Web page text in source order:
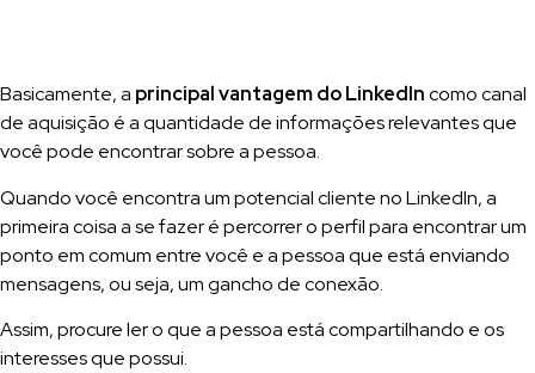
Basicamente, a principal vantagem do LinkedIncomo canal
de aquisição é a quantidade de informações relevantes que
você pode encontrar sobre a pessoa.
Quando você encontra um potencial cliente no LinkedIn, a
primeira coisa a se fazer é percorrer o perfil para encontrar um
ponto em comum entre você e a pessoa que está enviando
mensagens, ou seja, um gancho de conexão.
Assim, procure ler o que a pessoa está compartilhando e os
interesses que possui.